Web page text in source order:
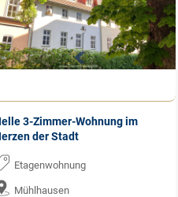
3-Zimmer-Wohnung im
der Stadt
Etagenwohnung
Mühlhausen